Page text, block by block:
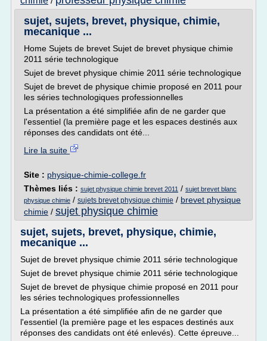
sujet, sujets, brevet, physique, chimie,
mecanique ...
Home Sujets de brevet Sujet de brevet physique chimie
2011 série technologique
Sujet de brevet physique chimie 2011 série technologique
Sujet de brevet de physique chimie proposé en 2011 pour
les séries technologiques professionnelles
La présentation a été simplifiée afin de ne garder que
l'essentiel (la première page et les espaces destinés aux
réponses des candidats ont été...
Lire la suite
Site : physique-chimie-college.fr
Thèmes liés : sujet physique chimie brevet 2011 / sujet brevet blanc
physique chimie / sujets brevet physique chimie / brevet physique
chimie / sujet physique chimie
sujet, sujets, brevet, physique, chimie,
mecanique ...
Sujet de brevet physique chimie 2011 série technologique
Sujet de brevet physique chimie 2011 série technologique
Sujet de brevet de physique chimie proposé en 2011 pour
les séries technologiques professionnelles
La présentation a été simplifiée afin de ne garder que
l'essentiel (la première page et les espaces destinés aux
réponses des candidats ont été enlevés). Cette épreuve...